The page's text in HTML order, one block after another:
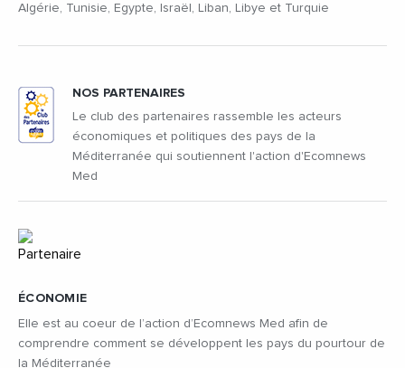
Algérie, Tunisie, Egypte, Israël, Liban, Libye et Turquie
ÉCONOMIE
Elle est au coeur de l’action d’Ecomnews Med afin de
comprendre comment se développent les pays du pourtour de
la Méditerranée
NOS PARTENAIRES
Le club des partenaires rassemble les acteurs
économiques et politiques des pays de la
Méditerranée qui soutiennent l'action d'Ecomnews
Med